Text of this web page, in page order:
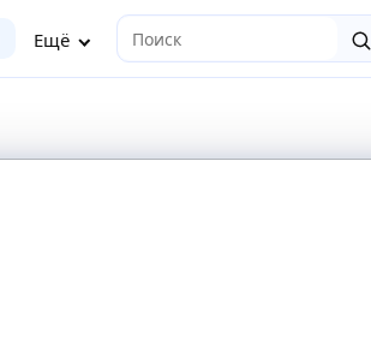
Ещё Поиск